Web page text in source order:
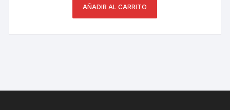
AÑADIR AL CARRITO